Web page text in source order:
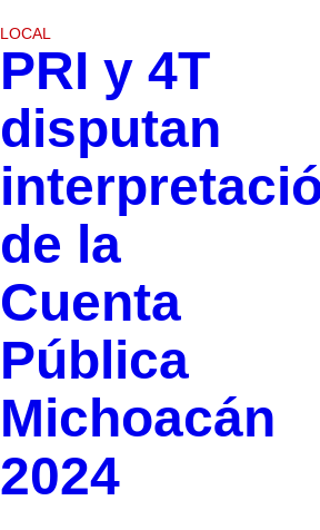
LOCAL
PRI y 4T
disputan
de la
Cuenta
Pública
Michoacán
2024